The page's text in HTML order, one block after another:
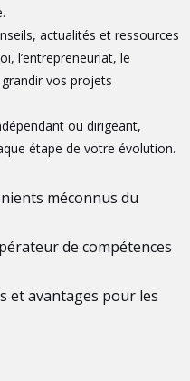
actualités et ressources
l’entrepreneuriat, le
vos projets
ou dirigeant,
étape de votre évolution.
méconnus du
de compétences
et avantages pour les